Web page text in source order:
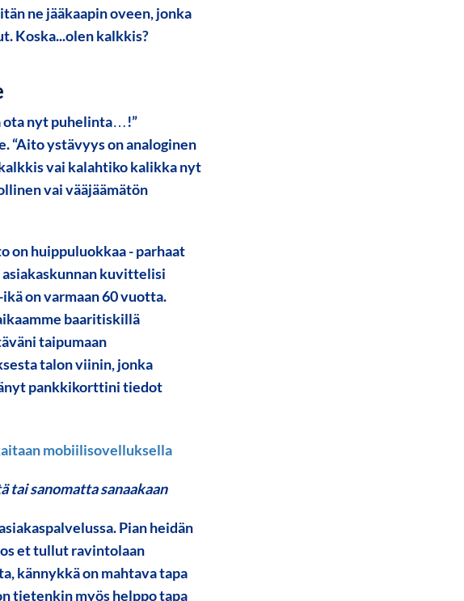
ne jääkaapin oveen, jonka
Koska...olen kalkkis?
ota nyt puhelinta…!”
“Aito ystävyys on analoginen
vai kalahtiko kalikka nyt
vai vääjäämätön
on huippuluokkaa - parhaat
kuvittelisi
on varmaan 60 vuotta.
baaritiskillä
taipumaan
talon viinin, jonka
pankkikorttini tiedot
tai sanomatta sanaakaan
Pian heidän
et tullut ravintolaan
kännykkä on mahtava tapa
tietenkin myös helppo tapa